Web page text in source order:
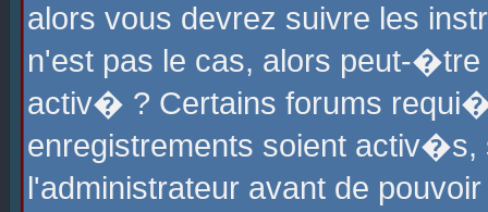
alors vous devrez suivre les
n'est pas le cas, alors peut-
activ� ? Certains forums
enregistrements soient
l'administrateur avant de